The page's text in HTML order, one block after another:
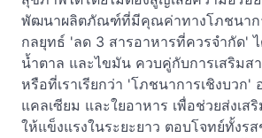
พัฒนาผลิตภัณฑ์ที่มีคุณค่าทางโภชนาก
กลยุทธ์ 'ลด 3 สารอาหารที่ควรจำกัด'
น้ำตาล และไขมัน ควบคู่กับการเสริมส
หรือที่เราเรียกว่า 'โภชนาการเชิงบวก'
แคลเซียม และใยอาหาร เพื่อช่วยส่งเส
ให้แข็งแรงในระยะยาว ตอบโจทย์ทั้งร